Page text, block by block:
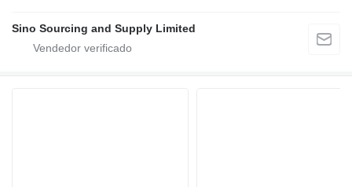
Sino Sourcing and Supply Limited